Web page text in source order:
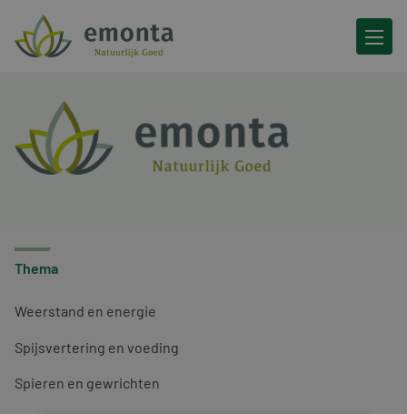
Ga naar de inhoud
Thema
Weerstand en energie
Spijsvertering en voeding
Spieren en gewrichten